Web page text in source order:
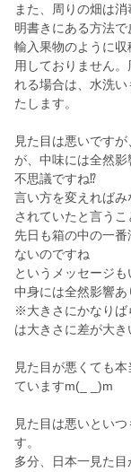
また、周りの畑は
明書きにある方法で
輸入果物のように
用しておりません
れる場合は、水洗
たします。
見た目は悪いです
が、中味には全然
不思議ですね⁉️
言い方を変えれば
されていたと言うこ
先日も箱の中の一
ないのですね
というメッセージも
中身には全然影響あ
※大きさにかなりば
は大きさに差が大
見た目が悪くても
ていますm(_ _)m
見た目は悪いとい
す。
多分、日本一見た目